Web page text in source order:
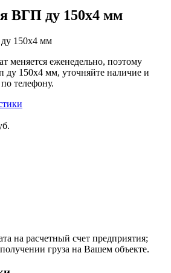
ВГП ду 150х4 мм
меняется еженедельно, поэтому
ду 150х4 мм, уточняйте наличие и
телефону.
на расчетный счет предприятия;
груза на Вашем объекте.